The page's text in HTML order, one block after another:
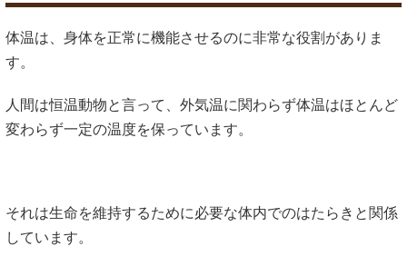
体温は、身体を正常に機能させるのに非常な役割がありま
す。
人間は恒温動物と言って、外気温に関わらず体温はほとんど
変わらず一定の温度を保っています。
それは生命を維持するために必要な体内でのはたらきと関係
しています。